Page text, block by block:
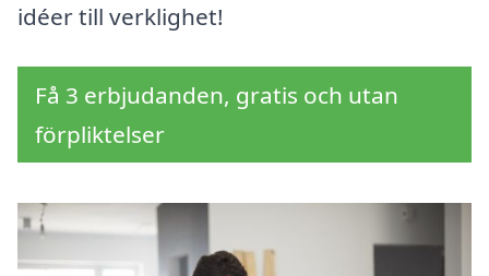
idéer till verklighet!
Få 3 erbjudanden, gratis och utan
förpliktelser